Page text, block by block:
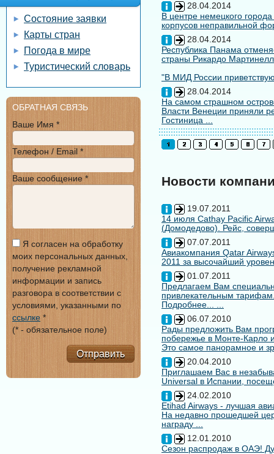
28.04.2014
В центре немецкого
корпусов неправильной
28.04.2014
Республика Панама
страны Рикардо
"В МИД России
28.04.2014
На самом страшном
Власти Венеции приняли
Гостиница ...
Новости
19.07.2011
14 июля Cathay Pacific
(Домодедово). Рейс,
07.07.2011
Авиакомпания Qatar
2011 за высочайший
01.07.2011
Предлагаем Вам
привлекательным
Подробнее... ...
06.07.2010
Рады предложить Вам
побережье в Монте-Карло
Это самое панорамное и
20.04.2010
Приглашаем Вас в
Universal в Испании,
24.02.2010
Etihad Airways - лучшая
На недавно прошедшей
награду ...
12.01.2010
Сезон распродаж в ОАЭ!
Состояние заявки
Карты стран
Погода в мире
Туристический словарь
ОБРАТНАЯ СВЯЗЬ
Ваше Имя *
Телефон / Email *
Ваше сообщение *
Я согласен на обработку
моих персональных данных,
получение рекламной
информации и запись
разговора в соответствии с
условиями, указанными по
ссылке *
(* - обязательное поле)
Отправить